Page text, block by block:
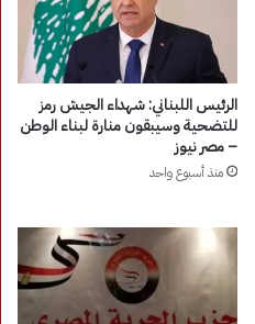
الرئيس اللبناني: شهداء الجيش رمز
للتضحية وسيبقون منارة لبناء الوطن
– مصر نيوز
منذ أسبوع واحد